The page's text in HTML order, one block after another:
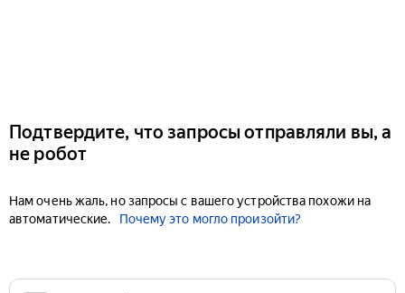
Подтвердите, что запросы отправляли вы, а
не робот
Нам очень жаль, но запросы с вашего устройства похожи на
автоматические.
Почему это могло произойти?